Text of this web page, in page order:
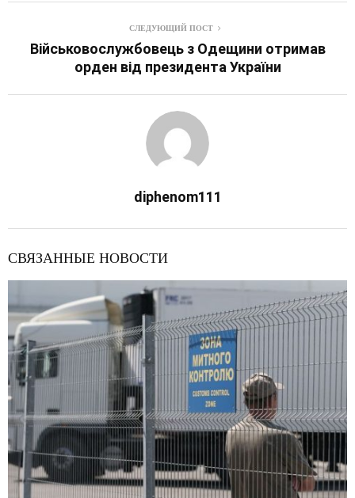
СЛЕДУЮЩИЙ ПОСТ
Військовослужбовець з Одещини отримав
орден від президента України
diphenom111
СВЯЗАННЫЕ НОВОСТИ